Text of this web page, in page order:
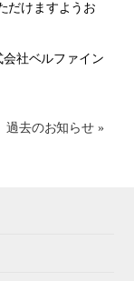
だけますようお
会社ベルファイン
過去のお知らせ »